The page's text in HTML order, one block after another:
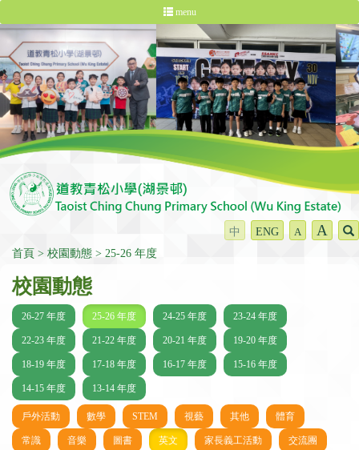
menu
中 ENG A A
首頁 校園動態 25-26 年度
校園動態
26-27 年度 25-26 年度 24-25 年度 23-24 年度
22-23 年度 21-22 年度 20-21 年度 19-20 年度
18-19 年度 17-18 年度 16-17 年度 15-16 年度
14-15 年度 13-14 年度
戶外活動 數學 STEM 視藝 其他 體育
常識 音樂 圖書 英文 家長義工活動 交流團